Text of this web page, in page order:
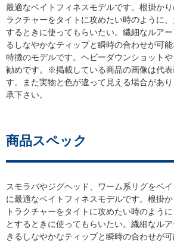
最適なベイトフィネスモデルです。根掛か
ラクチャーをタイトに攻めたい時のように
するときに使ってもらいたい。繊細なルア
るしなやかなティップと瞬時の合わせが可
特徴のモデルです。ヘビーダウンショット
勧めです。※掲載している商品の画像は代表
す。また実物と色が違って見える場合があ
承下さい。
商品スペック
スモラバやジグヘッド、ワーム系リグをベ
に最適なベイトフィネスモデルです。根掛
トラクチャーをタイトに攻めたい時のよう
とするときに使ってもらいたい。繊細なル
きるしなやかなティップと瞬時の合わせが